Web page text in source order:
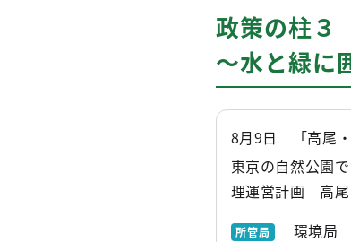
政策の柱３
～水と緑に
8月9日 「高尾
東京の自然公園
理運営計画 高尾
所管局 環境局